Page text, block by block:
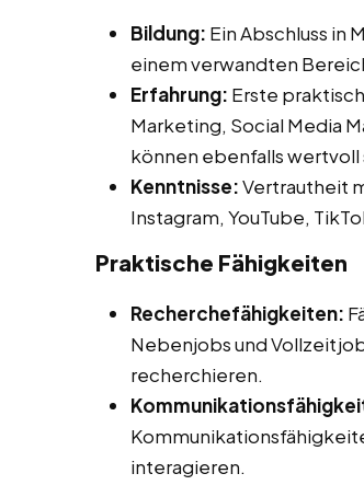
Bildung: Ein Abschluss in
einem verwandten
Erfahrung: Erste
Marketing, Social Media
können ebenfalls wertvoll
Kenntnisse:Vertrautheit
Instagram, YouTube,
Praktische Fähigkeiten
Recherchefähigkeiten:
Nebenjobs und
recherchieren.
interagieren.